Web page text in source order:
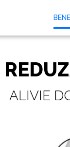
ALIVIE